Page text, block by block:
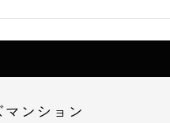
ンション